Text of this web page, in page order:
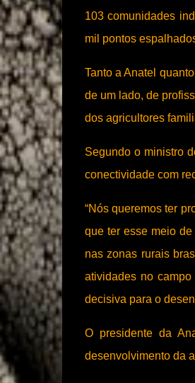
103 comunidades
mil pontos
Tanto a Anatel
de um lado, de
dos agricultores
Segundo o ministro
conectividade com
“Nós queremos ter
que ter esse meio
nas zonas rurais
atividades no
decisiva para o
O presidente da
desenvolvimento da